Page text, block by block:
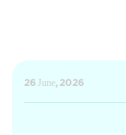
26 June, 2026